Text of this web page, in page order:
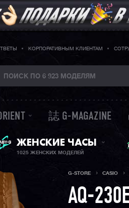
КОРПОРАТИВНЫМ КЛИЕНТАМ
誌 G-MAGAZINE
ЖЕНСКИЕ ЧАСЫ
BABY-G + SHEEN
1025 ЖЕНСКИХ МОДЕЛЕЙ
G-STORE CASIO
AQ-